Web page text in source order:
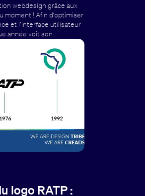
webdesign grâce aux
moment ! Afin d’optimiser
et l’interface utilisateur
année voit son…
logo RATP :